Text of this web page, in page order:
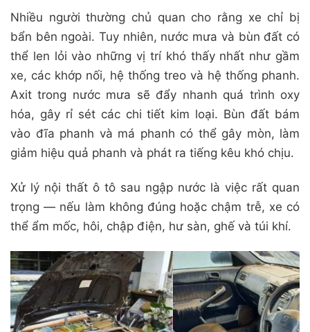
Nhiều người thường chủ quan cho rằng xe chỉ bị
bẩn bên ngoài. Tuy nhiên, nước mưa và bùn đất có
thể len lỏi vào những vị trí khó thấy nhất như gầm
xe, các khớp nối, hệ thống treo và hệ thống phanh.
Axit trong nước mưa sẽ đẩy nhanh quá trình oxy
hóa, gây rỉ sét các chi tiết kim loại. Bùn đất bám
vào đĩa phanh và má phanh có thể gây mòn, làm
giảm hiệu quả phanh và phát ra tiếng kêu khó chịu.
Xử lý nội thất ô tô sau ngập nước là việc rất quan
trọng — nếu làm không đúng hoặc chậm trễ, xe có
thể ẩm mốc, hôi, chập điện, hư sàn, ghế và túi khí.